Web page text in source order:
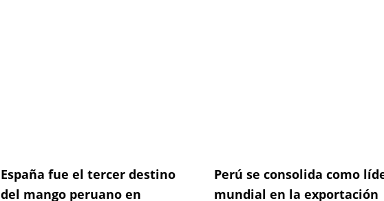
España fue el tercer destino
del mango peruano en
Perú se consolida como
mundial en la exportación